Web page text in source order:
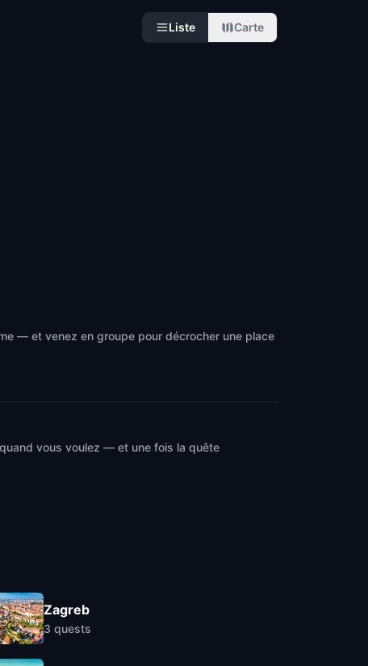
Liste Carte
— et venez en groupe pour décrocher une place
vous voulez — et une fois la quête
Zagreb
3 quests